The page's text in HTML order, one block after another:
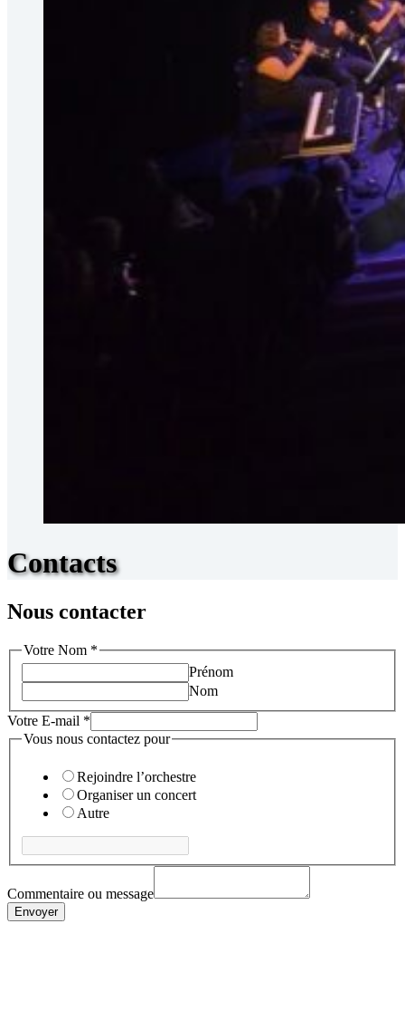
Contacts
Nous contacter
Votre Nom *
Prénom
Nom
Votre E-mail *
VotreVous nous contactez pour
Rejoindre l’orchestre
Organiser un concert
Autre
Commentaire ou message
Envoyer